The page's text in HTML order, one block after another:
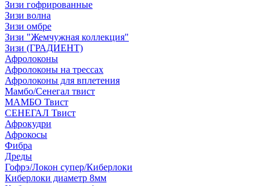
Зизи гофрированные
Зизи волна
Зизи омбре
Зизи "Жемчужная коллекция"
Зизи (ГРАДИЕНТ)
Афролоконы
Афролоконы на трессах
Афролоконы для вплетения
Мамбо/Сенегал твист
МАМБО Твист
СЕНЕГАЛ Твист
Афрокудри
Афрокосы
Фибра
Дреды
Гофрэ/Локон супер/Киберлоки
Киберлоки диаметр 8мм